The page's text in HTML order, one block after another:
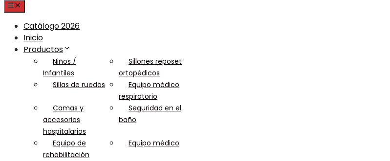
Menú
Catálogo 2026
Inicio
Productos
Niños /
Infantiles
Sillones reposet
ortopédicos
Sillas de ruedas
Equipo médico
respiratorio
Camas y
accesorios
hospitalarios
Seguridad en el
baño
Equipo de
rehabilitación
Equipo médico